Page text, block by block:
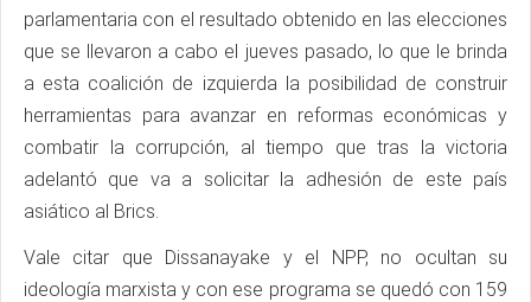
parlamentaria con el resultado obtenido en las elecciones
que se llevaron a cabo el jueves pasado, lo que le brinda
a esta coalición de izquierda la posibilidad de construir
herramientas para avanzar en reformas económicas y
combatir la corrupción, al tiempo que tras la victoria
adelantó que va a solicitar la adhesión de este país
asiático al Brics.
Vale citar que Dissanayake y el NPP, no ocultan su
ideología marxista y con ese programa se quedó con 159